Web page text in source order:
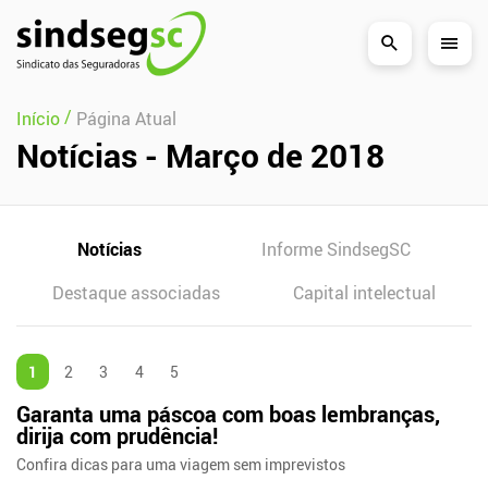
Pular Navegação (s)
Início/ Página Atual
Notícias - Março de 2018
Notícias
Informe SindsegSC
Destaque associadas
Capital intelectual
1 2 3 4 5
Garanta uma páscoa com boas lembranças,
dirija com prudência!
Confira dicas para uma viagem sem imprevistos